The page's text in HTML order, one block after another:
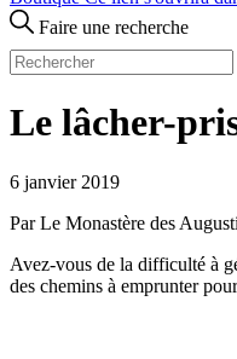
Faire une recherche
Le lâcher-
6 janvier 2019
Par Le Monastère des
Avez-vous de la difficulté à
des chemins à emprunter